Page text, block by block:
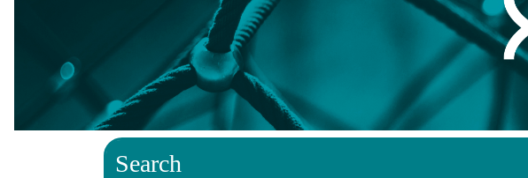
Search